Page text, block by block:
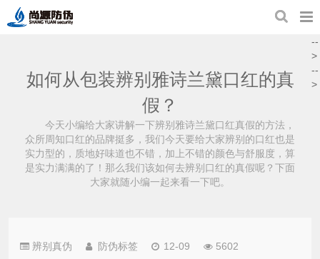
如何从包装辨别雅诗兰黛口红的真
假？
今天小编给大家讲解一下辨别雅诗兰黛口红真假的方法，
众所周知口红的品牌挺多，我们今天要给大家辨别的口红也是
实力型的，质地好味道也不错，加上不错的颜色与舒服度，算
是实力满满的了！那么我们该如何去辨别口红的真假呢？下面
大家就随小编一起来看一下吧。
辨别真伪 防伪标签 12-09 5602
--
>
--
>